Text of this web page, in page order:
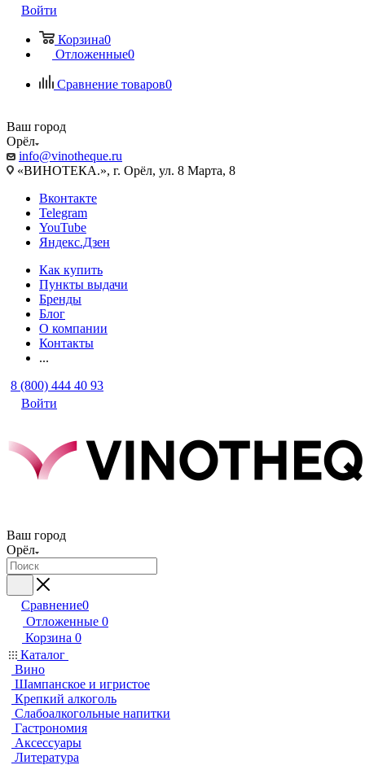
Войти
Корзина0
Отложенные0
Сравнение товаров0
Ваш город
Орёл
info@vinotheque.ru
«ВИНОТЕКА.», г. Орёл, ул. 8 Марта, 8
Вконтакте
Telegram
YouTube
Яндекс.Дзен
Как купить
Пункты выдачи
Бренды
Блог
О компании
Контакты
...
8 (800) 444 40 93
Войти
Ваш город
Орёл
Сравнение0
Отложенные 0
Корзина 0
Каталог
Вино
Шампанское и игристое
Крепкий алкоголь
Слабоалкогольные напитки
Гастрономия
Аксессуары
Литература